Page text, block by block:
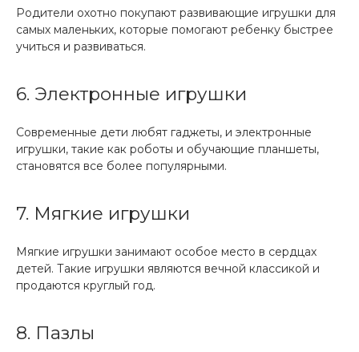
Родители охотно покупают развивающие игрушки для
самых маленьких, которые помогают ребенку быстрее
учиться и развиваться.
6. Электронные игрушки
Современные дети любят гаджеты, и электронные
игрушки, такие как роботы и обучающие планшеты,
становятся все более популярными.
7. Мягкие игрушки
Мягкие игрушки занимают особое место в сердцах
детей. Такие игрушки являются вечной классикой и
продаются круглый год.
8. Пазлы